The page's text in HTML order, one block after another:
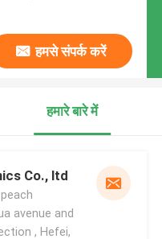
हमसे संपर्क करें
हमारे बारे में
Co., ltd
avenue and
, Hefei,